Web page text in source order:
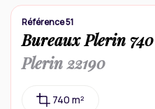
Référence 51
Bureaux Plerin
Plerin 22190
740 m²